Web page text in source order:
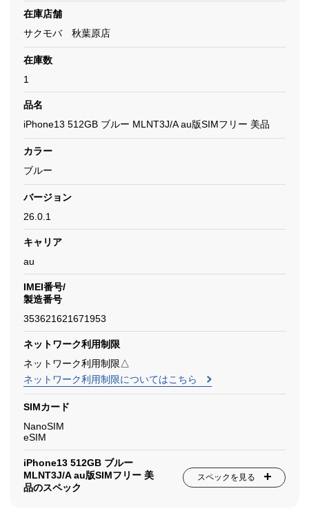
在庫店舗
サクモバ 秋葉原店
在庫数
1
品名
iPhone13 512GB ブルー MLNT3J/A au版SIMフリー 美品
カラー
ブルー
バージョン
26.0.1
キャリア
au
IMEI番号/
製造番号
353621621671953
ネットワーク利用制限
ネットワーク利用制限△
ネットワーク利用制限についてはこちら
SIMカード
NanoSIM
eSIM
iPhone13 512GB ブルー
MLNT3J/A au版SIMフリー 美
品のスペック
スペックを見る